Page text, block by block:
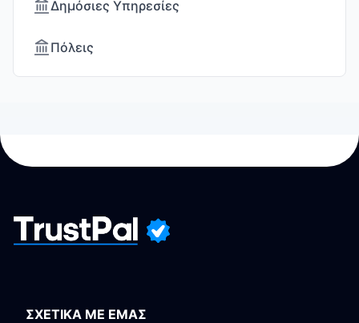
Δημόσιες Υπηρεσίες
Πόλεις
ΣΧΕΤΙΚΑ ΜΕ ΕΜΑΣ